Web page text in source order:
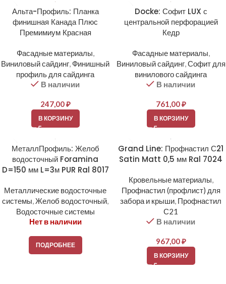
Альта-Профиль: Планка
финишная Канада Плюс
Премимиум Красная
Фасадные материалы,
Виниловый сайдинг, Финишный
профиль для сайдинга
В наличии
247,00₽
В КОРЗИНУ
Docke: Софит LUX с
центральной перфорацией
Кедр
Фасадные материалы,
Виниловый сайдинг,Софит для
винилового сайдинга
В наличии
761,00₽
В КОРЗИНУ
МеталлПрофиль: Желоб
водосточный Foramina
D=150 мм L=3м PUR Ral 8017
Металлические водосточные
системы,Желоб водосточный,
Водосточные системы
Нет в наличии
ПОДРОБНЕЕ
Grand Line: Профнастил С21
Satin Matt 0,5 мм Ral 7024
Кровельные материалы,
Профнастил (профлист) для
забора и крыши, Профнастил
С21
В наличии
967,00₽
В КОРЗИНУ